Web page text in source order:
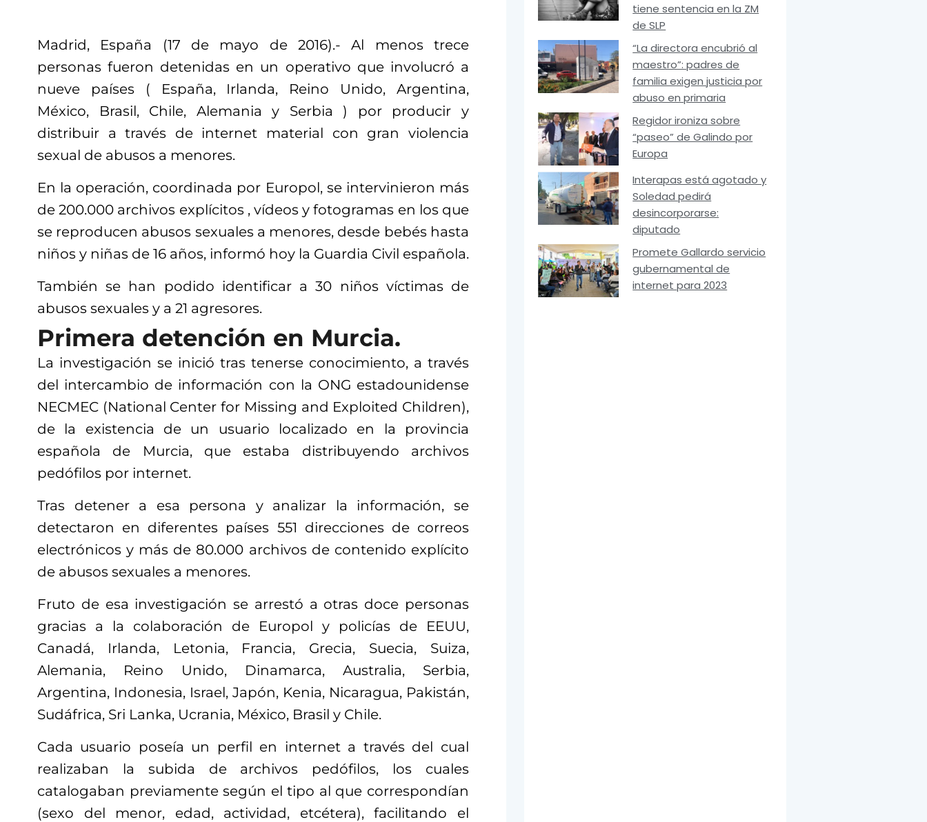
Madrid, España (17 de mayo de 2016).- Al menos trece
personas fueron detenidas en un operativo que involucró a
nueve países ( España, Irlanda, Reino Unido, Argentina,
México, Brasil, Chile, Alemania y Serbia ) por producir y
distribuir a través de internet material con gran violencia
sexual de abusos a menores.
En la operación, coordinada por Europol, se intervinieron más
de 200.000 archivos explícitos , vídeos y fotogramas en los que
se reproducen abusos sexuales a menores, desde bebés hasta
niños y niñas de 16 años, informó hoy la Guardia Civil española.
También se han podido identificar a 30 niños víctimas de
abusos sexuales y a 21 agresores.
Primera detención en Murcia.
La investigación se inició tras tenerse conocimiento, a través
del intercambio de información con la ONG estadounidense
NECMEC (National Center for Missing and Exploited Children),
de la existencia de un usuario localizado en la provincia
española de Murcia, que estaba distribuyendo archivos
pedófilos por internet.
Tras detener a esa persona y analizar la información, se
detectaron en diferentes países 551 direcciones de correos
electrónicos y más de 80.000 archivos de contenido explícito
de abusos sexuales a menores.
Fruto de esa investigación se arrestó a otras doce personas
gracias a la colaboración de Europol y policías de EEUU,
Canadá, Irlanda, Letonia, Francia, Grecia, Suecia, Suiza,
Alemania, Reino Unido, Dinamarca, Australia, Serbia,
Argentina, Indonesia, Israel, Japón, Kenia, Nicaragua, Pakistán,
Sudáfrica, Sri Lanka, Ucrania, México, Brasil y Chile.
Cada usuario poseía un perfil en internet a través del cual
realizaban la subida de archivos pedófilos, los cuales
catalogaban previamente según el tipo al que correspondían
(sexo del menor, edad, actividad, etcétera), facilitando el
tiene sentencia en la ZM
de SLP
“La directora encubrió al
maestro”: padres de
familia exigen justicia por
abuso en primaria
Regidor ironiza sobre
“paseo” de Galindo por
Europa
Interapas está agotado y
Soledad pedirá
desincorporarse:
diputado
Promete Gallardo servicio
gubernamental de
internet para 2023